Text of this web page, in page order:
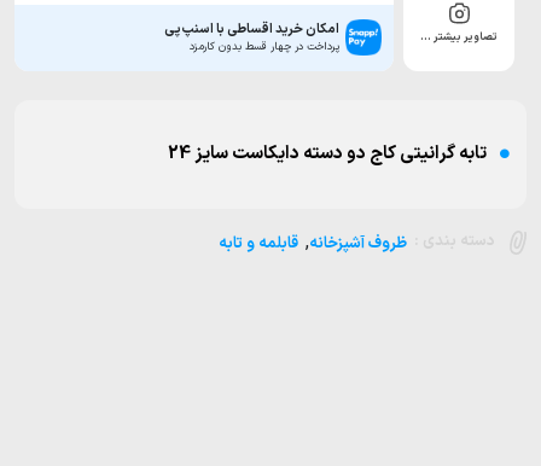
تصاویر بیشتر … امکان خرید اقساطی با اسنپ‌پی
پرداخت در چهار قسط بدون کارمزد
تابه گرانیتی کاج دو دسته دایکاست سایز 24
ظروف آشپزخانه, قابلمه و تابه